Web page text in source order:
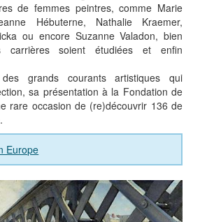
de femmes peintres, comme Marie
Hébuterne, Nathalie Kraemer,
ou encore Suzanne Valadon, bien
carrières soient étudiées et enfin
grands courants artistiques qui
sa présentation à la Fondation de
rare occasion de (re)découvrir 136 de
Europe